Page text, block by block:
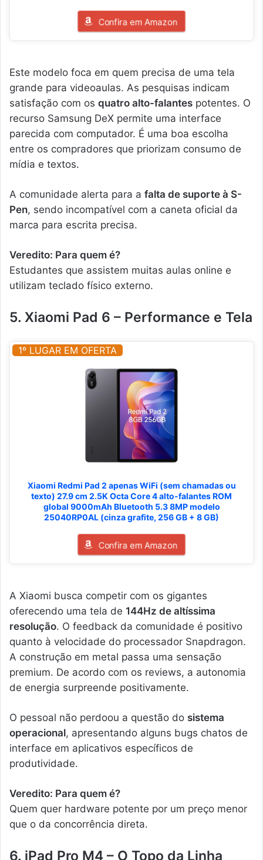
Confira em Amazon
Este modelo foca em quem precisa de uma tela
grande para videoaulas. As pesquisas indicam
satisfação com os quatro alto-falantes potentes. O
recurso Samsung DeX permite uma interface
parecida com computador. É uma boa escolha
entre os compradores que priorizam consumo de
mídia e textos.
A comunidade alerta para a falta de suporte à S-
Pen, sendo incompatível com a caneta oficial da
marca para escrita precisa.
Veredito: Para quem é?
Estudantes que assistem muitas aulas online e
utilizam teclado físico externo.
5. Xiaomi Pad 6 – Performance e Tela
1º LUGAR EM OFERTA
Xiaomi Redmi Pad 2 apenas WiFi (sem chamadas ou
texto) 27.9 cm 2.5K Octa Core 4 alto-falantes ROM
global 9000mAh Bluetooth 5.3 8MP modelo
25040RP0AL (cinza grafite, 256 GB + 8 GB)
Confira em Amazon
A Xiaomi busca competir com os gigantes
oferecendo uma tela de 144Hz de altíssima
resolução. O feedback da comunidade é positivo
quanto à velocidade do processador Snapdragon.
A construção em metal passa uma sensação
premium. De acordo com os reviews, a autonomia
de energia surpreende positivamente.
O pessoal não perdoou a questão do sistema
operacional, apresentando alguns bugs chatos de
interface em aplicativos específicos de
produtividade.
Veredito: Para quem é?
Quem quer hardware potente por um preço menor
que o da concorrência direta.
6. iPad Pro M4 – O Topo da Linha